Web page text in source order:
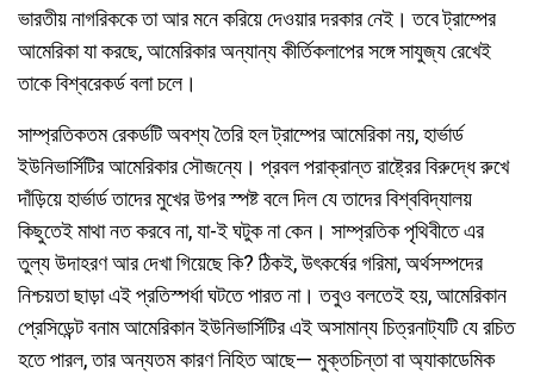
ভারতীয় নাগরিককে তা আর মনে করিয়ে দেওয়ার দরকার নেই। তবে ট্রাম্পের
আমেরিকা যা করছে, আমেরিকার অন্যান্য কীর্তিকলাপের সঙ্গে সাযুজ্য রেখেই
তাকে বিশ্বরেকর্ড বলা চলে।
সাম্প্রতিকতম রেকর্ডটি অবশ্য তৈরি হল ট্রাম্পের আমেরিকা নয়, হার্ভার্ড
ইউনিভার্সিটির আমেরিকার সৌজন্যে। প্রবল পরাক্রান্ত রাষ্ট্রের বিরুদ্ধে রুখে
দাঁড়িয়ে হার্ভার্ড তাদের মুখের উপর স্পষ্ট বলে দিল যে তাদের বিশ্ববিদ্যালয়
কিছুতেই মাথা নত করবে না, যা-ই ঘটুক না কেন। সাম্প্রতিক পৃথিবীতে এর
তুল্য উদাহরণ আর দেখা গিয়েছে কি? ঠিকই, উৎকর্ষের গরিমা, অর্থসম্পদের
নিশ্চয়তা ছাড়া এই প্রতিস্পর্ধা ঘটতে পারত না। তবুও বলতেই হয়, আমেরিকান
প্রেসিডেন্ট বনাম আমেরিকান ইউনিভার্সিটির এই অসামান্য চিত্রনাট্যটি যে রচিত
হতে পারল, তার অন্যতম কারণ নিহিত আছে— মুক্তচিন্তা বা অ্যাকাডেমিক